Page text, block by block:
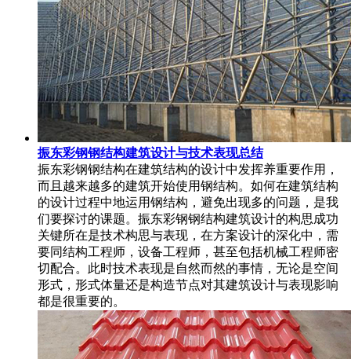
振东彩钢钢结构建筑设计与技术表现总结
振东彩钢钢结构在建筑结构的设计中发挥养重要作用，
而且越来越多的建筑开始使用钢结构。如何在建筑结构
的设计过程中地运用钢结构，避免出现多的问题，是我
们要探讨的课题。振东彩钢钢结构建筑设计的构思成功
关键所在是技术构思与表现，在方案设计的深化中，需
要同结构工程师，设备工程师，甚至包括机械工程师密
切配合。此时技术表现是自然而然的事情，无论是空间
形式，形式体量还是构造节点对其建筑设计与表现影响
都是很重要的。